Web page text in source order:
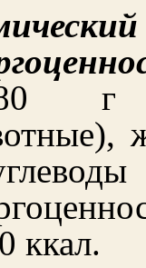
80 г
ккал.